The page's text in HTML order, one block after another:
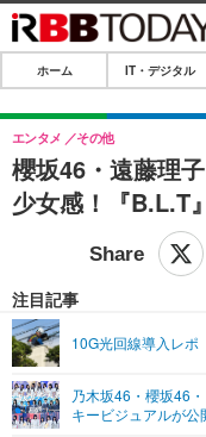
ホーム
IT・デジタル
IT・デジタルTOP
ショッピング
SPEED TEST
エンタメTOP
グラビア
ライフTOP
その他
リリース一覧
プッシュ通知の停止方法
ホーム IT・デジタル
櫻坂46・遠藤理
少女感！『B.L.T
エンタメ その他
注目記事
10G光回線導入レポ
乃木坂46・櫻坂46
キービジュアルが公